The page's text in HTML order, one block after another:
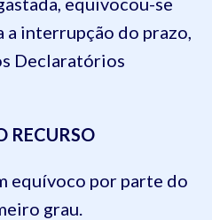
a interrupção do prazo,
Declaratórios
RECURSO
equívoco por parte do
grau.